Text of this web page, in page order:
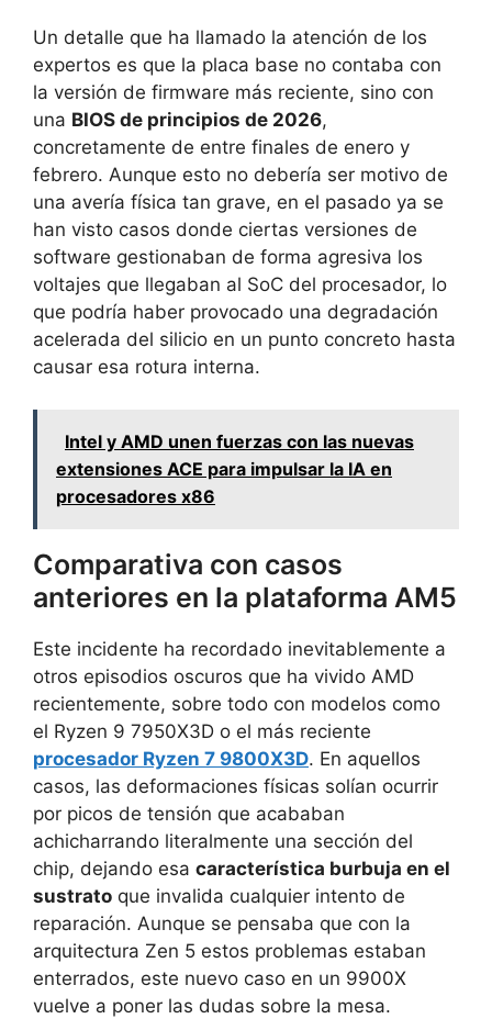
Un detalle que ha llamado la atención de los
expertos es que la placa base no contaba con
la versión de firmware más reciente, sino con
una BIOS de principios de 2026,
concretamente de entre finales de enero y
febrero. Aunque esto no debería ser motivo de
una avería física tan grave, en el pasado ya se
han visto casos donde ciertas versiones de
software gestionaban de forma agresiva los
voltajes que llegaban al SoC del procesador, lo
que podría haber provocado una degradación
acelerada del silicio en un punto concreto hasta
causar esa rotura interna.
Intel y AMD unen fuerzas con las nuevas
extensiones ACE para impulsar la IA en
procesadores x86
Comparativa con casos
anteriores en la plataforma AM5
Este incidente ha recordado inevitablemente a
otros episodios oscuros que ha vivido AMD
recientemente, sobre todo con modelos como
el Ryzen 9 7950X3D o el más reciente
procesador Ryzen 7 9800X3D. En aquellos
casos, las deformaciones físicas solían ocurrir
por picos de tensión que acababan
achicharrando literalmente una sección del
chip, dejando esa característica burbuja en el
sustrato que invalida cualquier intento de
reparación. Aunque se pensaba que con la
arquitectura Zen 5 estos problemas estaban
enterrados, este nuevo caso en un 9900X
vuelve a poner las dudas sobre la mesa.